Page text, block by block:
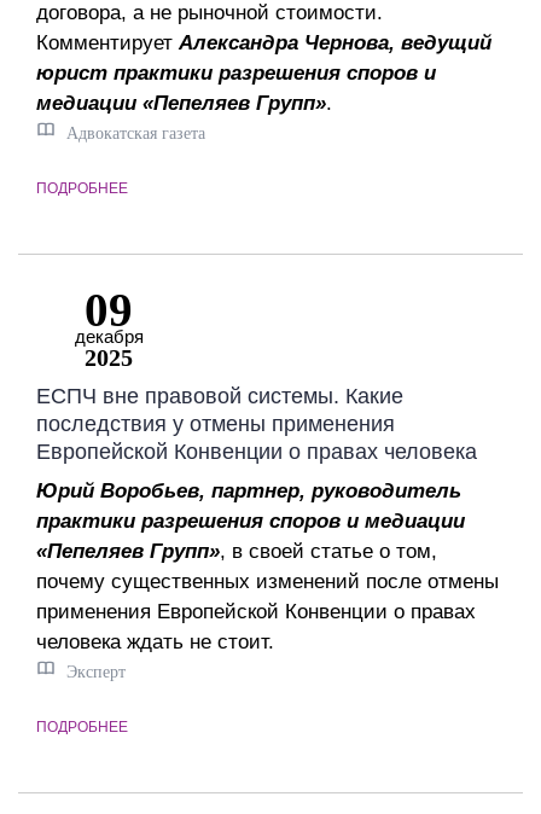
договора, а не рыночной стоимости.
КомментируетАлександра Чернова, ведущий
юрист практики разрешения споров и
медиации «Пепеляев Групп».
Адвокатская газета
ПОДРОБНЕЕ
09
декабря
2025
ЕСПЧ вне правовой системы. Какие
последствия у отмены применения
Европейской Конвенции о правах человека
Юрий Воробьев, партнер, руководитель
практики разрешения споров и медиации
«Пепеляев Групп», в своей статье о том,
почему существенных изменений после отмены
применения Европейской Конвенции о правах
человека ждать не стоит.
Эксперт
ПОДРОБНЕЕ